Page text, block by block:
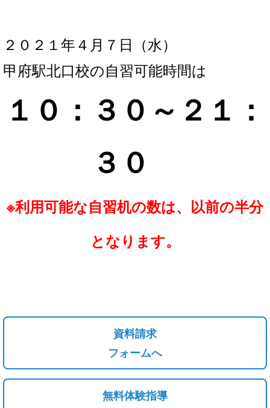
２０２１年４月７ 日（水）
甲府駅北口校の自習可能時間は
１０：３０～２１：
３ ０
※利用可能な自習机の数は、以前の半分
となります。
資料請求
フォームへ
無料体験指導